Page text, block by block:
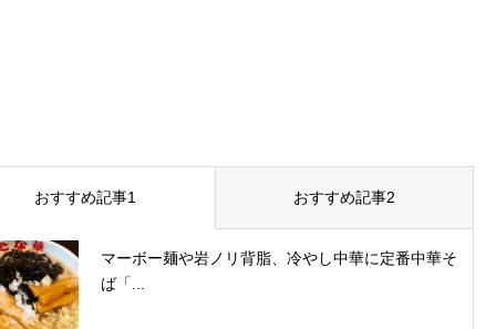
おすすめ記事1 おすすめ記事2
マーボー麺や岩ノリ背脂、冷やし中華に定番中華そ
ば「...